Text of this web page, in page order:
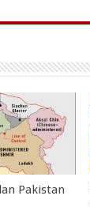
Pakistan